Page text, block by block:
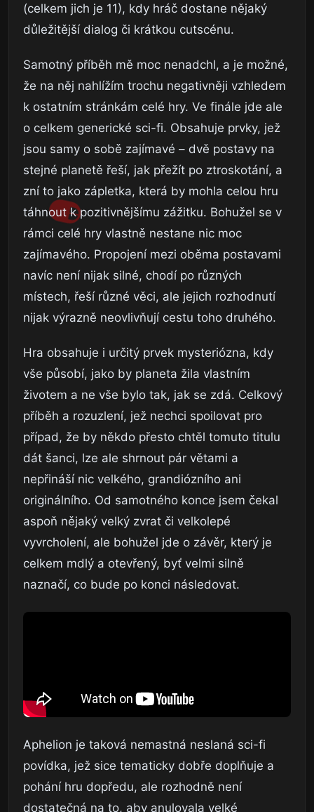
(celkem jich je 11), kdy hráč dostane nějaký
důležitější dialog či krátkou cutscénu.
Samotný příběh mě moc nenadchl, a je možné,
že na něj nahlížím trochu negativněji vzhledem
k ostatním stránkám celé hry. Ve finále jde ale
o celkem generické sci-fi. Obsahuje prvky, jež
jsou samy o sobě zajímavé – dvě postavy na
stejné planetě řeší, jak přežít po ztroskotání, a
zní to jako zápletka, která by mohla celou hru
táhnout k pozitivnějšímu zážitku. Bohužel se v
rámci celé hry vlastně nestane nic moc
zajímavého. Propojení mezi oběma postavami
navíc není nijak silné, chodí po různých
místech, řeší různé věci, ale jejich rozhodnutí
nijak výrazně neovlivňují cestu toho druhého.
Hra obsahuje i určitý prvek mysteriózna, kdy
vše působí, jako by planeta žila vlastním
životem a ne vše bylo tak, jak se zdá. Celkový
příběh a rozuzlení, jež nechci spoilovat pro
případ, že by někdo přesto chtěl tomuto titulu
dát šanci, lze ale shrnout pár větami a
nepřináší nic velkého, grandiózního ani
originálního. Od samotného konce jsem čekal
aspoň nějaký velký zvrat či velkolepé
vyvrcholení, ale bohužel jde o závěr, který je
celkem mdlý a otevřený, byť velmi silně
naznačí, co bude po konci následovat.
Aphelion je taková nemastná neslaná sci-fi
povídka, jež sice tematicky dobře doplňuje a
pohání hru dopředu, ale rozhodně není
dostatečná na to, aby anulovala velké